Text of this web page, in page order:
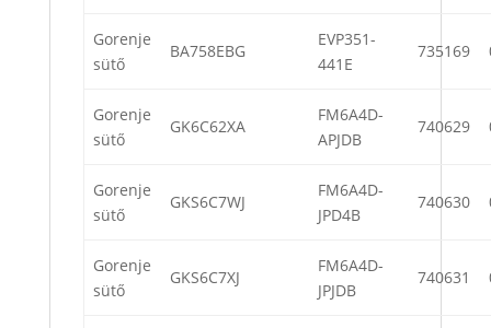
Gorenje
sütő
BA758EBG
EVP351-
441E
735169
Gorenje
sütő
GK6C62XA
FM6A4D-
APJDB
740629
Gorenje
sütő
GKS6C7WJ
FM6A4D-
JPD4B
740630
Gorenje
sütő
GKS6C7XJ
FM6A4D-
JPJDB
740631